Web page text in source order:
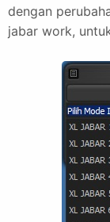
dengan
jabar work,